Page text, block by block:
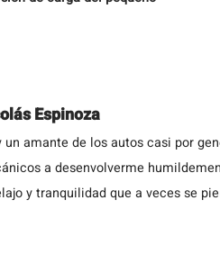
Espinoza
un amante de los autos casi por
a desenvolverme
y tranquilidad que a veces se